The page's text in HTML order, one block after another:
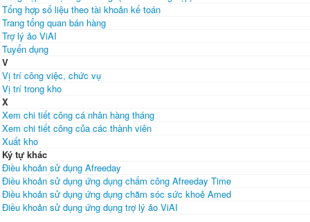
Tổng hợp số liệu theo tài khoản kế toán
Trang tổng quan bán hàng
Trợ lý ảo ViAI
Tuyển dụng
V
Vị trí công việc, chức vụ
Vị trí trong kho
X
Xem chi tiết công cá nhân hàng tháng
Xem chi tiết công của các thành viên
Xuất kho
Ký tự khác
Điều khoản sử dụng Afreeday
Điều khoản sử dụng ứng dụng chấm công Afreeday Time
Điều khoản sử dụng ứng dụng chăm sóc sức khoẻ Amed
Điều khoản sử dụng ứng dụng trợ lý ảo ViAI